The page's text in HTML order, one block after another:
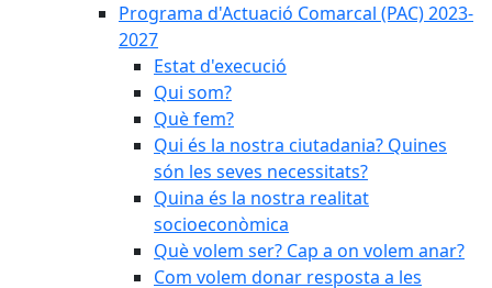
Programa d'Actuació Comarcal (PAC) 2023-
2027
Estat d'execució
Qui som?
Què fem?
Qui és la nostra ciutadania? Quines
són les seves necessitats?
Quina és la nostra realitat
socioeconòmica
Què volem ser? Cap a on volem anar?
Com volem donar resposta a les